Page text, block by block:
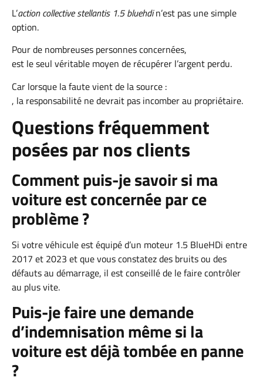
L’action collective stellantis 1.5 bluehdin’est pas une simple
option.
Pour de nombreuses personnes concernées,
est le seul véritable moyen de récupérer l’argent perdu.
Car lorsque la faute vient de la source :
, la responsabilité ne devrait pas incomber au propriétaire.
Questions fréquemment
posées par nos clients
Comment puis-je savoir si ma
voiture est concernée par ce
problème ?
Si votre véhicule est équipé d’un moteur 1.5 BlueHDi entre
2017 et 2023 et que vous constatez des bruits ou des
défauts au démarrage, il est conseillé de le faire contrôler
au plus vite.
Puis-je faire une demande
d’indemnisation même si la
voiture est déjà tombée en panne
?